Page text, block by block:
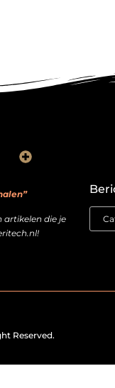
artikelen die je
Reserved.